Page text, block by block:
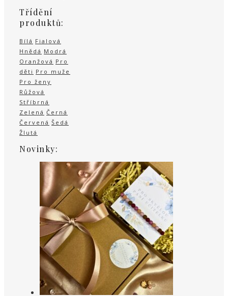
Třídění
produktů:
Bílá Fialová
Hnědá Modrá
Oranžová Pro
děti Pro muže
Pro ženy
Růžová
Stříbrná
Zelená Černá
Červená Šedá
Žlutá
Novinky: